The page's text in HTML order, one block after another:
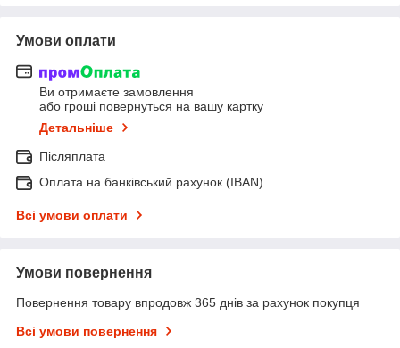
Умови оплати
Ви отримаєте замовлення
або гроші повернуться на вашу картку
Детальніше
Післяплата
Оплата на банківський рахунок (IBAN)
Всі умови оплати
Умови повернення
Повернення товару впродовж 365 днів за рахунок покупця
Всі умови повернення